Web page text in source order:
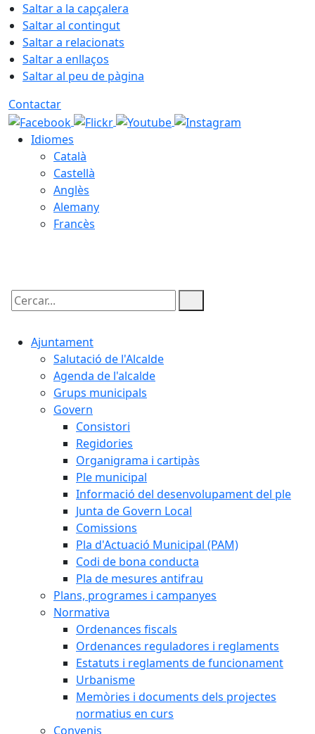
Saltar a la capçalera
Saltar al contingut
Saltar a relacionats
Saltar a enllaços
Saltar al peu de pàgina
Contactar
Idiomes
Català
Castellà
Anglès
Alemany
Francès
Cercar:
Ajuntament
Salutació de l'Alcalde
Agenda de l'alcalde
Grups municipals
Govern
Consistori
Regidories
Organigrama i cartipàs
Ple municipal
Informació del desenvolupament del ple
Junta de Govern Local
Comissions
Pla d'Actuació Municipal (PAM)
Codi de bona conducta
Pla de mesures antifrau
Plans, programes i campanyes
Normativa
Ordenances fiscals
Ordenances reguladores i reglaments
Estatuts i reglaments de funcionament
Urbanisme
Memòries i documents dels projectes
normatius en curs
Convenis